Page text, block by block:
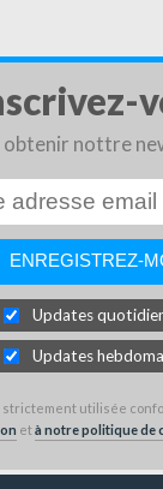
obtenir nottre
Updates
Updates
utilisée
età notre politique de